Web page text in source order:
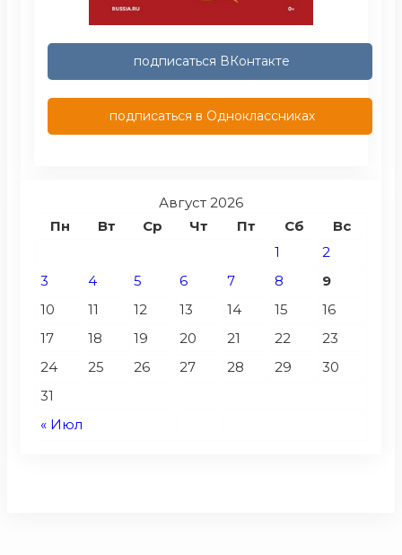
подписаться ВКонтакте
подписаться в Одноклассниках
Август 2026
Пн
Вт Ср Чт Пт Сб Вс
« Июл
1
2
3
4 5 6 7 8
9
10
11 12 13 14 15
16
17
18 19 20 21 22
23
24
25 26 27 28 29
30
31